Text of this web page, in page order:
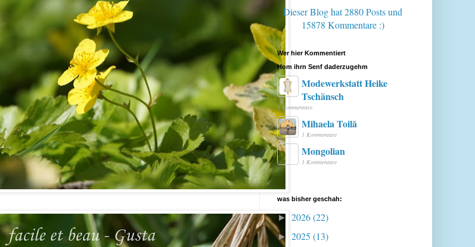
Dieser Blog hat 2880 Postsund
15878 Kommentare :)
Wer hier Kommentiert
Hom ihrn Senf daderzugehm
Modewerkstatt Heike
Tschänsch
1 Kommentare
Mihaela Toilă
1 Kommentare
Mongolian
1 Kommentare
was bisher geschah:
► 2026(22)
► 2025 (13)